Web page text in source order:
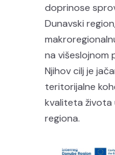
doprinose
Dunavski
na višeslojnom
Njihov cilj je
teritorijalne
kvaliteta života
regiona.